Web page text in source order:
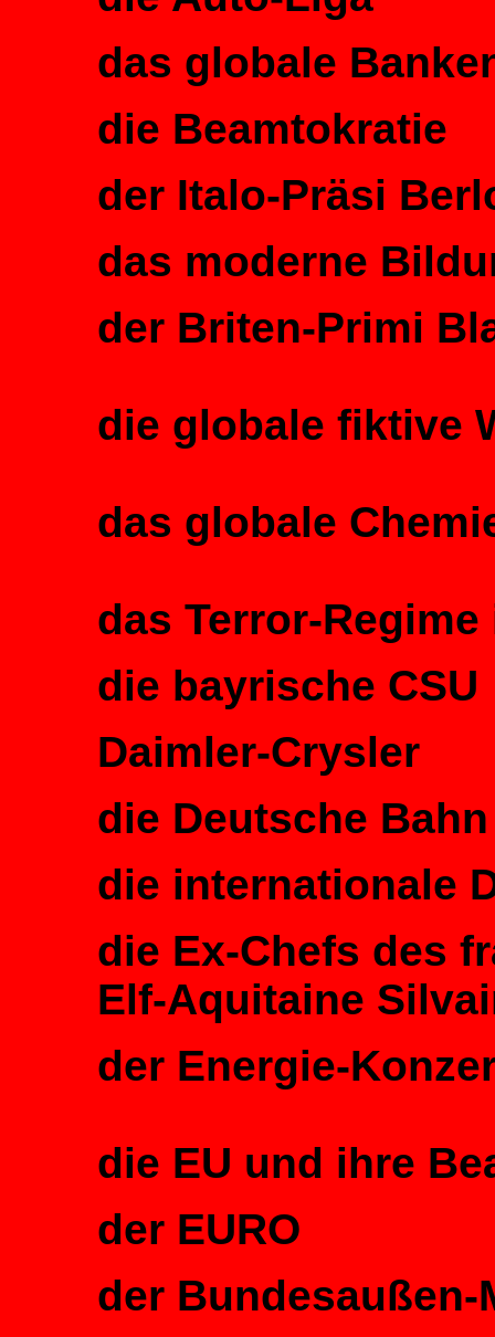
das globale
die Beamtokratie
der Italo-Präsi
das moderne
der Briten-Primi
die globale fiktive
das globale
das Terror-
die bayrische CSU
Daimler-Crysler
die Deutsche Bahn
die internationale
die Ex-Chefs des
Elf-Aquitaine
der Energie-
die EU und ihre
der EURO
der